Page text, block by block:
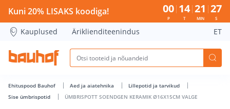
ÜMBRISPOTT SOENDGEN KERAMIK Ø16X15CM VALGE -
Kuni 20% LISAKS koodiga! 00
P
14
T
21
MIN
26
S
Kauplused Äriklienditeenindus ET
Ehituspood Bauhof Aed ja aiatehnika
Lillepotid ja tarvikud
Sise ümbrispotid
ÜMBRISPOTT SOENDGEN KERAMIK Ø16X15CM VALGE